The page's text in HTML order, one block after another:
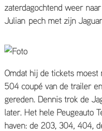
zaterdagochtend weer
Julian pech met zijn
Omdat hij de tickets
504 coupé van de trailer
gereden. Dennis trok de
later. Het hele Peugeauto
haven: de 203, 304, 404,